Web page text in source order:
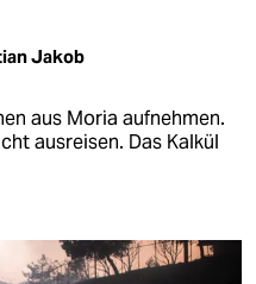
Jakob
aus Moria aufnehmen.
ausreisen. Das Kalkül